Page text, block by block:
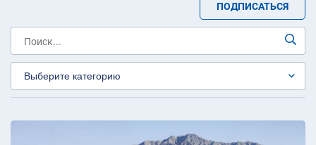
ПОДПИСАТЬСЯ